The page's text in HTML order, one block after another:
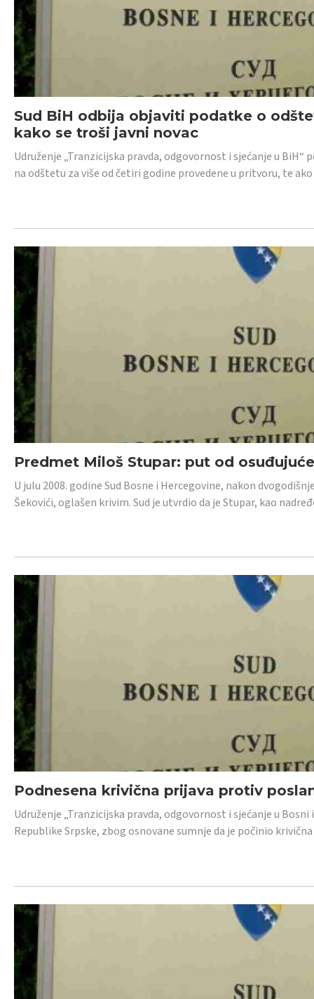
Sud BiH odbija objaviti podatke o
kako se troši javni novac
Udruženje „Tranzicijska pravda, odgovornost i sjećanje u
na odštetu za više od četiri godine provedene u pritvoru, te
Predmet Miloš Stupar: put od
U julu 2008. godine Sud Bosne i Hercegovine, nakon
Šekovići, oglašen krivim. Sud je utvrdio da je Stupar, kao
Podnesena krivična prijava protiv
Udruženje „Tranzicijska pravda, odgovornost i sjećanje u
Republike Srpske, zbog osnovane sumnje da je počinio